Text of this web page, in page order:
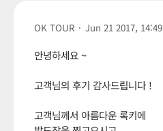
OK TOUR · Jun 21 2017, 14:49
안녕하세요 ~
고객님의 후기 감사드립니다 !
고객님께서 아름다운 록키에